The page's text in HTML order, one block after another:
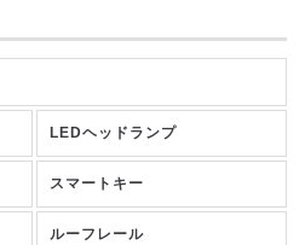
LEDヘッドランプ
スマートキー
ルーフレール